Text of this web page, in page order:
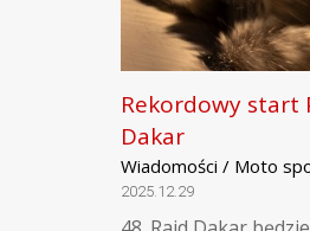
Rekordowy start
Dakar
Wiadomości / Moto
2025.12.29